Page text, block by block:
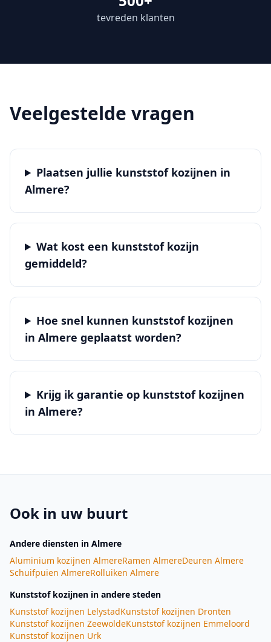
tevreden klanten
Veelgestelde vragen
Plaatsen jullie kunststof kozijnen in
Almere?
Wat kost een kunststof kozijn
gemiddeld?
Hoe snel kunnen kunststof kozijnen
in Almere geplaatst worden?
Krijg ik garantie op kunststof kozijnen
in Almere?
Ook in uw buurt
Andere diensten in Almere
Aluminium kozijnen AlmereRamen AlmereDeuren Almere
Schuifpuien AlmereRolluiken Almere
Kunststof kozijnen in andere steden
Kunststof kozijnen LelystadKunststof kozijnen Dronten
Kunststof kozijnen ZeewoldeKunststof kozijnen Emmeloord
Kunststof kozijnen Urk